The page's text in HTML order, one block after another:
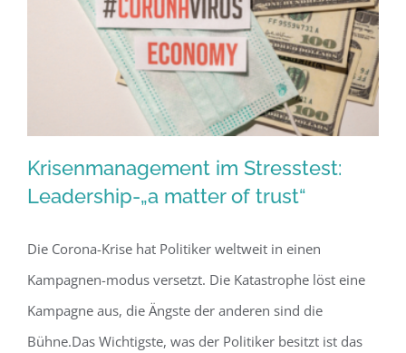
Krisenmanagement im Stresstest:
Leadership-„a matter of trust“
Krisenmanagement im Stresstest:
Leadership-„a matter of trust“
Die Corona-Krise hat Politiker weltweit in einen
Kampagnen-modus versetzt. Die Katastrophe löst eine
Kampagne aus, die Ängste der anderen sind die
Bühne.Das Wichtigste, was der Politiker besitzt ist das